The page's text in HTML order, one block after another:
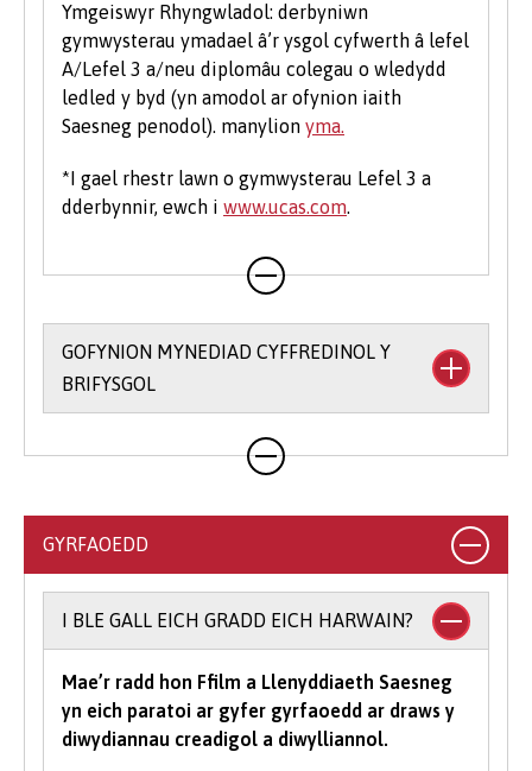
Ymgeiswyr Rhyngwladol: derbyniwn
gymwysterau ymadael â’r ysgol cyfwerth â lefel
A/Lefel 3 a/neu diplomâu colegau o wledydd
ledled y byd (yn amodol ar ofynion iaith
Saesneg penodol). manylion yma.
*I gael rhestr lawn o gymwysterau Lefel 3 a
dderbynnir, ewch i www.ucas.com.
GOFYNION MYNEDIAD CYFFREDINOL Y
BRIFYSGOL
Rydym yn rhoi hyblygrwydd i chi o ran bodloni
ein gofynion mynediad ac yr ydym yn derbyn
cyrsiau gradd, byddwn yn derbyn cyfuniadau o
gymwysterau Lefel 3 amgen (gweler y cyrsiau
unigol am ragor o wybodaeth am gymwysterau
a dderbynnir).
I astudio cwrs gradd mae’n rhaid i chi gael
isafswm o bwyntiau tariff UCAS, gyda rhai
cyrsiau yn gofyn am raddau mewn pynciau
GYRFAOEDD
I BLE GALL EICH GRADD EICH HARWAIN?
Mae’r radd hon Ffilm a Llenyddiaeth Saesneg
yn eich paratoi ar gyfer gyrfaoedd ar draws y
diwydiannau creadigol a diwylliannol.